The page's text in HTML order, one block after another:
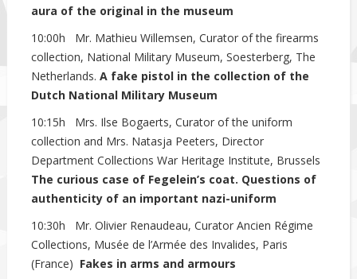
aura of the original in the museum
10:00h Mr. Mathieu Willemsen, Curator of the firearms
collection, National Military Museum, Soesterberg, The
Netherlands. A fake pistol in the collection of the
Dutch National Military Museum
10:15h Mrs. Ilse Bogaerts, Curator of the uniform
collection and Mrs. Natasja Peeters, Director
Department Collections War Heritage Institute, Brussels
The curious case of Fegelein’s coat. Questions of
authenticity of an important nazi-uniform
10:30h Mr. Olivier Renaudeau, Curator Ancien Régime
Collections, Musée de l’Armée des Invalides, Paris
(France) Fakes in arms and armours